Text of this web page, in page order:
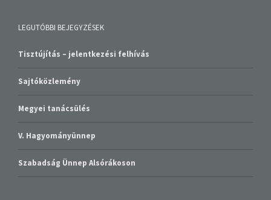
LEGUTÓBBI BEJEGYZÉSEK
Tisztújítás – jelentkezési felhívás
Sajtóközlemény
Megyei tanácsülés
V. Hagyományünnep
Szabadság Ünnep Alsórákoson